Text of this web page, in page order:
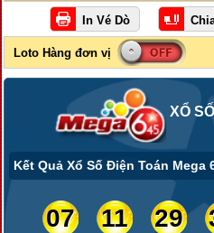
XỔ
Kết Quả Xổ Số Điện Toán Mega
07 11 29